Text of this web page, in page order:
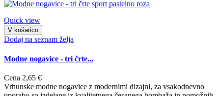
Quick view
V košarico
Dodaj na seznam želja
Modne nogavice - tri črte...
Cena 2,65 €
Vrhunske modne nogavice z modernimi dizajni, za vsakodnevno